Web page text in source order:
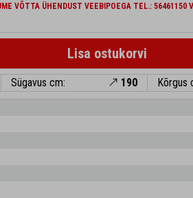
VÕTTA ÜHENDUST VEEBIPOEGA TEL.: 56461150
Lisa ostukorvi
Sügavus cm: 190 Kõrgus